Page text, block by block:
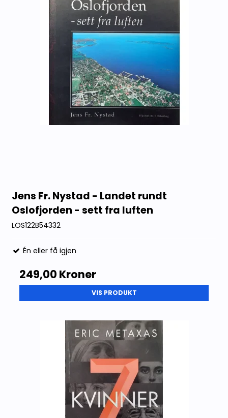
Jens Fr. Nystad - Landet rundt
Oslofjorden - sett fra luften
LOS122B54332
Én eller få igjen
249,00 Kroner
VIS PRODUKT